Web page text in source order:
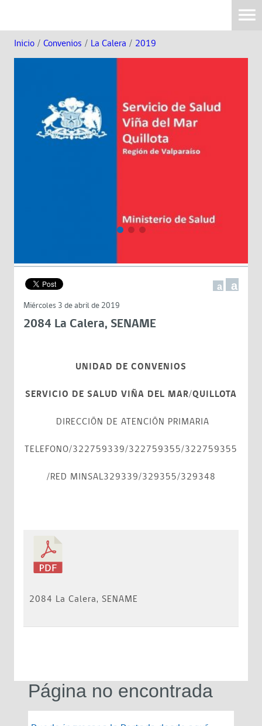
Inicio / Convenios / La Calera / 2019
a a
Miércoles 3 de abril de 2019
2084 La Calera, SENAME
UNIDAD DE CONVENIOS
SERVICIO DE SALUD VIÑA DEL MAR/QUILLOTA
DIRECCIÓN DE ATENCIÓN PRIMARIA
TELEFONO/322759339/322759355/322759355
/RED MINSAL329339/329355/329348
2084 La Calera, SENAME
Página no encontrada